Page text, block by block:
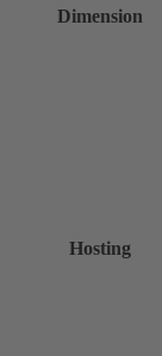
Dimension
Hosting